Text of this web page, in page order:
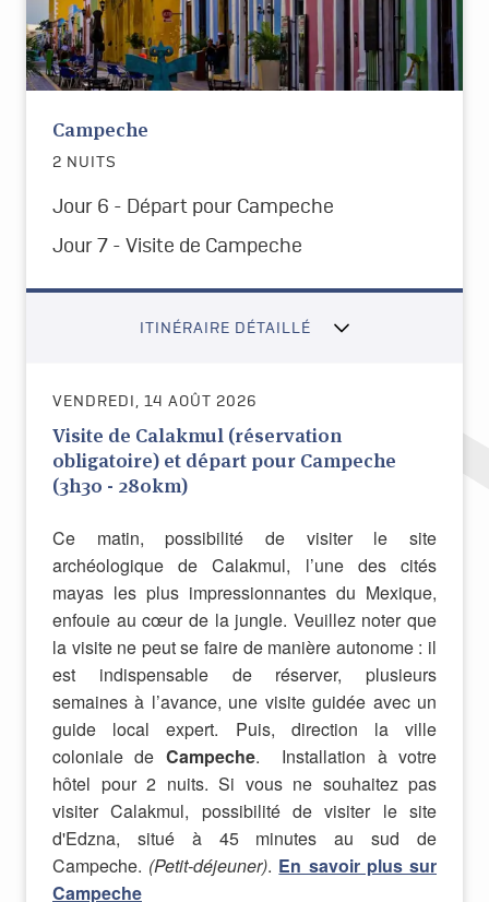
Campeche
2 NUITS
Jour 6 - Départ pour Campeche
Jour 7 - Visite de Campeche
ITINÉRAIRE DÉTAILLÉ
VENDREDI, 14 AOÛT 2026
Visite de Calakmul (réservation
obligatoire) et départ pour Campeche
(3h30 - 280km)
Ce matin, possibilité de visiter le site
archéologique de Calakmul, l’une des cités
mayas les plus impressionnantes du Mexique,
enfouie au cœur de la jungle. Veuillez noter que
la visite ne peut se faire de manière autonome : il
est indispensable de réserver, plusieurs
semaines à l’avance, une visite guidée avec un
guide local expert. Puis, direction la ville
coloniale de Campeche. Installation à votre
hôtel pour 2 nuits. Si vous ne souhaitez pas
visiter Calakmul, possibilité de visiter le site
d'Edzna, situé à 45 minutes au sud de
Campeche. (Petit-déjeuner). En savoir plus sur
Campeche